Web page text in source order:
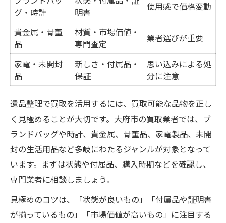
グ・時計
明書
使用感で価格変動
貴金属・骨董
品
材質・市場価値・
専門査定
業者選びが重要
家電・未開封
品
新しさ・付属品・
保証
思い込みによる処
分に注意
遺品整理で買取を活用するには、買取可能な品物を正し
く見極めることが大切です。大府市の買取業者では、ブ
ランドバッグや時計、貴金属、骨董品、家電製品、未開
封の生活用品など多岐にわたるジャンルが対象となって
います。まずは状態や付属品、購入時期などを確認し、
専門業者に相談しましょう。
見極めのコツは、「状態が良いもの」「付属品や証明書
が揃っているもの」「市場価値が高いもの」に注目する